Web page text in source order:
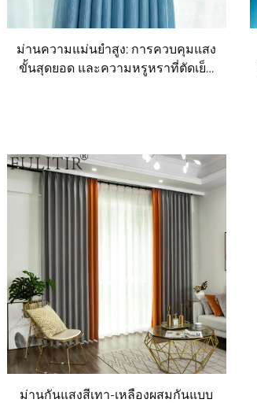
ม่านความแม่นยำสูง: การควบคุมแสง
ขั้นสุดยอด และความหรูหราที่ตัดเย็บ
ม่านกันแสงสีเทา-เหลืองผสมกันแบบ